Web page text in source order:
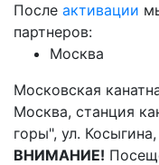
После активации
партнеров:
Москва
Московская
Москва, станция
горы", ул.
ВНИМАНИЕ!